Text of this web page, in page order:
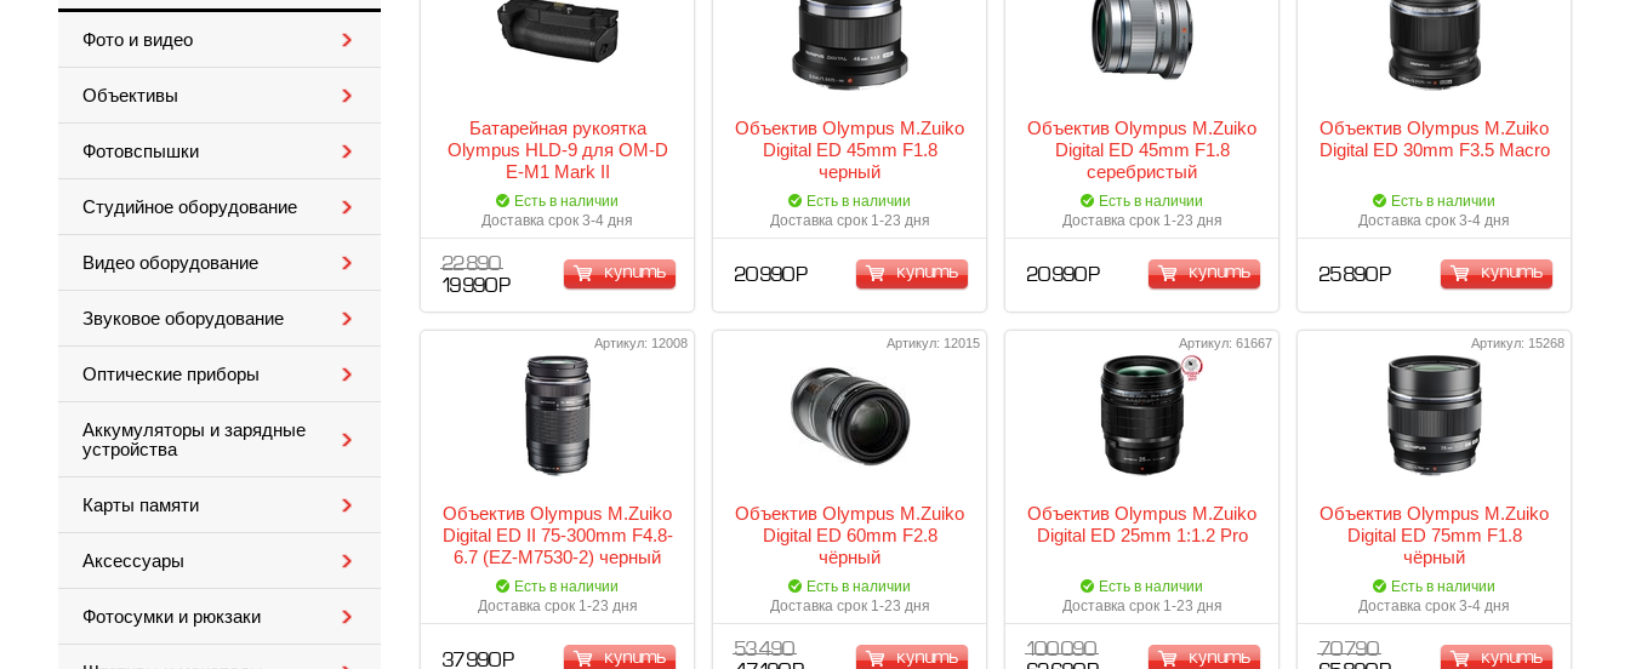
Фото и видео
Объективы
Фотовспышки
Студийное оборудование
Видео оборудование
Звуковое оборудование
Оптические приборы
Аккумуляторы и зарядные
устройства
Карты памяти
Аксессуары
Фотосумки и рюкзаки
Батарейная рукоятка
Olympus HLD-9 для OM-D
E-M1 Mark II
Есть в наличии
Доставка срок 3-4 дня
22 890
19 990 Р
купить
Объектив Olympus M.Zuiko
Digital ED 45mm F1.8
черный
Есть в наличии
Доставка срок 1-23 дня
20 990 Р купить
Объектив Olympus M.Zuiko
Digital ED 45mm F1.8
серебристый
Есть в наличии
Доставка срок 1-23 дня
20 990 Р купить
Объектив Olympus M.Zuiko
Digital ED 30mm F3.5 Macro
Есть в наличии
Доставка срок 3-4 дня
25 890 Р купить
Артикул: 12008
Объектив Olympus M.Zuiko
Digital ED II 75-300mm F4.8-
6.7 (EZ-M7530-2) черный
Есть в наличии
Доставка срок 1-23 дня
37 990 Р купить
Артикул: 12015
Объектив Olympus M.Zuiko
Digital ED 60mm F2.8
чёрный
Есть в наличии
Доставка срок 1-23 дня
53 490
купить
Артикул: 61667
Объектив Olympus M.Zuiko
Digital ED 25mm 1:1.2 Pro
Есть в наличии
Доставка срок 1-23 дня
100 090
купить
Артикул: 15268
Объектив Olympus M.Zuiko
Digital ED 75mm F1.8
чёрный
Есть в наличии
Доставка срок 3-4 дня
70 790
купить